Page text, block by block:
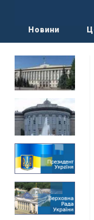
Новини